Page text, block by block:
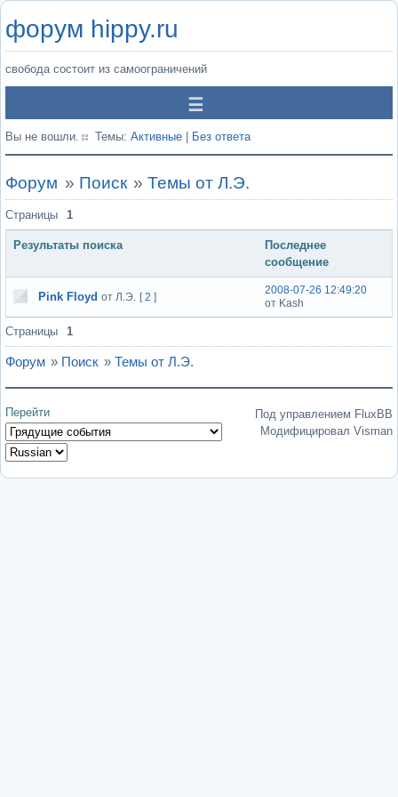
форум hippy.ru
свобода состоит из самоограничений
Вы не вошли. Темы: Активные Без ответа
Форум » Поиск »Темы от Л.Э.
Страницы 1
Результаты поиска
Последнее
сообщение
Pink Floyd от Л.Э. [2 ]
2008-07-26 12:49:20
от Kash
Страницы 1
Форум » Поиск » Темы от Л.Э.
Перейти
Под управлением FluxBB
Модифицировал Visman